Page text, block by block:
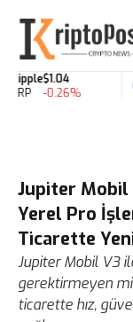
Ripple
XRP
$1.04
-0.26%
Jupiter Mobil
Yerel Pro
Ticarette
Jupiter Mobil V3
gerektirmeyen
ticarette hız,